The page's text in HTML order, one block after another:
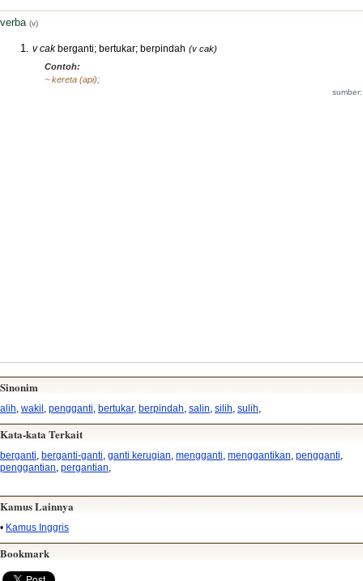
verba (v)
v cakberganti; bertukar; berpindah (v cak)
Contoh:
~ kereta (api);
Sinonim
alih wakil pengganti bertukar, berpindah salin silih sulih
Kata-kata Terkait
berganti, berganti-ganti, ganti kerugian, mengganti, menggantikan, pengganti,
penggantian, pergantian,
Kamus Lainnya
• Kamus Inggris
Bookmark